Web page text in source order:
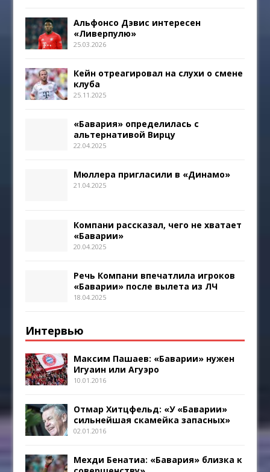
Альфонсо Дэвис интересен
«Ливерпулю»
25.03.2026
Кейн отреагировал на слухи о смене
клуба
25.11.2025
«Бавария» определилась с
альтернативой Вирцу
22.04.2025
Мюллера пригласили в «Динамо»
21.04.2025
Компани рассказал, чего не хватает
«Баварии»
20.04.2025
Речь Компани впечатлила игроков
«Баварии» после вылета из ЛЧ
18.04.2025
Интервью
Максим Пашаев: «Баварии» нужен
Игуаин или Агуэро
10.01.2016
Отмар Хитцфельд: «У «Баварии»
сильнейшая скамейка запасных»
02.01.2016
Мехди Бенатиа: «Бавария» близка к